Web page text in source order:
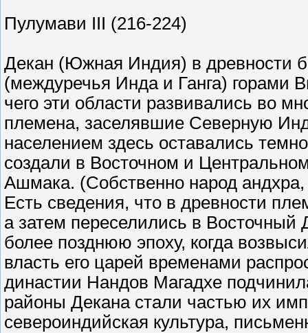
Пулумави III (216-224)
Декан (Южная Индия) в древности
(междуречья Инда и Ганга) горами
чего эти области развивались во
племена, заселявшие Северную
населением здесь оставались
создали в Восточном и
Ашмака. (Собственно народ
Есть сведения, что в древности
а затем переселились в
более позднюю эпоху, когда
власть его царей временами
династии Нандов Магадхе
районы Декана стали частью их
североиндийская культура,